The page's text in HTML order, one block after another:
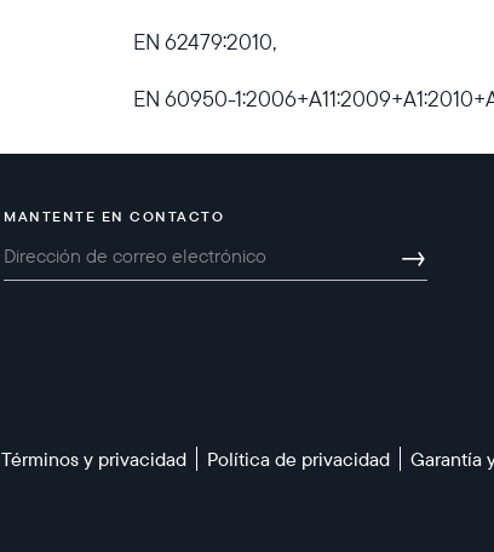
EN 62479:2010,
EN 60950-
MANTENTE EN CONTACTO
→
Términos y privacidad Política de privacidad Garantía